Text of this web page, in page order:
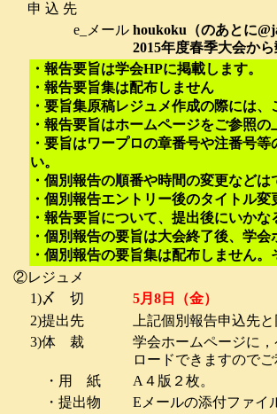
申 込 先
e_メール houkoku（のあとに
2015年度春季大会から
・報告要旨は学会HPに掲載します。
・報告要旨集は配布しません
・要旨集原稿レジュメ作成の際には
・報告要旨はホームページをご参照
・要旨はワープロの章番号や注番号
い。
・個別報告の順番や時間の変更などは
・個別報告エントリー後のタイトル変
・報告要旨について、提出後にいかな
・個別報告の要旨は大会終了後、学会
・個別報告の要旨集は配布しません
②レジュメ
1)〆 切
5月8日 （金）
2)提出先
上記個別報告申込先と
3)体 裁
学会ホームページに
ロードできますのでご
・用 紙
A４版２枚。
・提出物
Eメールの添付ファイ